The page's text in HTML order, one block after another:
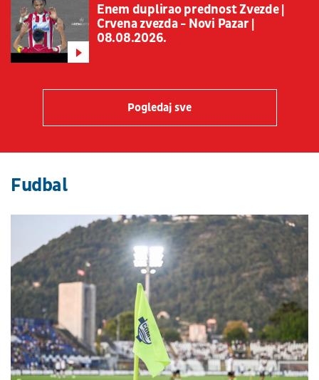
Enem duplirao prednost Zvezde |
Crvena zvezda - Novi Pazar |
08.08.2026.
Pogledaj sve
Fudbal